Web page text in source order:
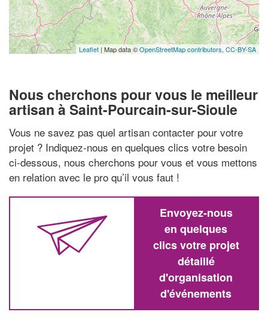
Leaflet | Map data ©OpenStreetMap contributors,CC-BY-SA
Nous cherchons pour vous le meilleur
artisan à Saint-Pourcain-sur-Sioule
Vous ne savez pas quel artisan contacter pour votre
projet ? Indiquez-nous en quelques clics votre besoin
ci-dessous, nous cherchons pour vous et vous mettons
en relation avec le pro qu’il vous faut !
Envoyez-nous
en quelques
clics votre projet
détaillé
d'organisation
d'événements